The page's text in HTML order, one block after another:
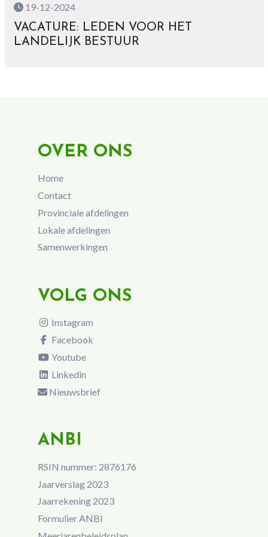
19-12-2024
VACATURE: LEDEN VOOR HET
LANDELIJK BESTUUR
OVER ONS
Home
Contact
Provinciale afdelingen
Lokale afdelingen
Samenwerkingen
VOLG ONS
Instagram
Facebook
Youtube
Linkedin
Nieuwsbrief
ANBI
RSIN nummer: 2876176
Jaarverslag 2023
Jaarrekening 2023
Formulier ANBI